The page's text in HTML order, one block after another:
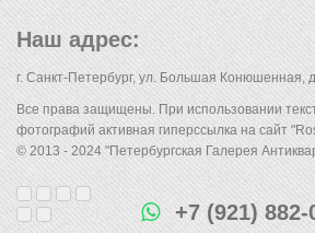
Наш адрес:
г. Санкт-Петербург, ул. Большая Конюшенная,
Все права защищены. При использовании
фотографий активная гиперссылка на сайт
© 2013 - 2024 "Петербургская Галерея
+7 (921)